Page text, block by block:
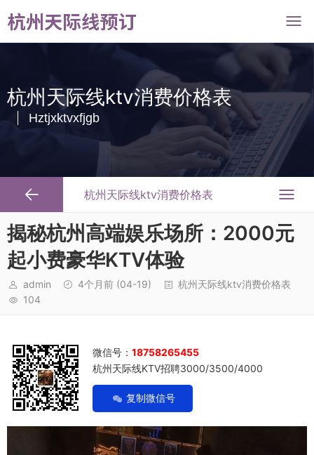
杭州天际线ktv消费价格表
Hztjxktvxfjgb
杭州天际线ktv消费价格表
揭秘杭州高端娱乐场所：2000元
起小费豪华KTV体验
admin 4个月前 (04-19)
杭州天际线ktv消费价格表
104
微信号： 18758265455
杭州天际线KTV招聘3000/3500/4000
复制微信号